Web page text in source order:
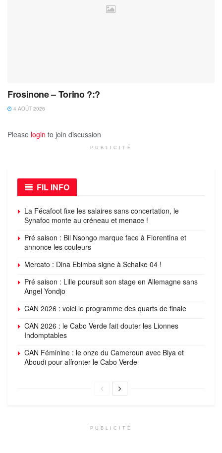
Frosinone – Torino ?:?
4 AOÛT 2026
Please login to join discussion
PUBLICITÉ
FIL INFO
La Fécafoot fixe les salaires sans concertation, le
Synafoc monte au créneau et menace !
Pré saison : Bil Nsongo marque face à Fiorentina et
annonce les couleurs
Mercato : Dina Ebimba signe à Schalke 04 !
Pré saison : Lille poursuit son stage en Allemagne sans
Angel Yondjo
CAN 2026 : voici le programme des quarts de finale
CAN 2026 : le Cabo Verde fait douter les Lionnes
Indomptables
CAN Féminine : le onze du Cameroun avec Biya et
Aboudi pour affronter le Cabo Verde
PUBLICITÉ